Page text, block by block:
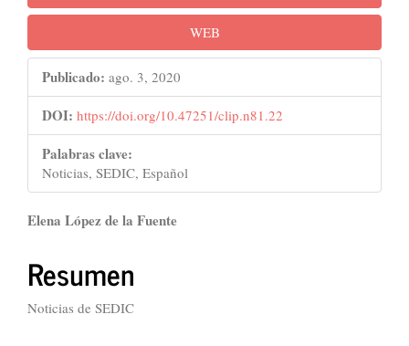
WEB
Publicado: ago. 3, 2020
DOI: https://doi.org/10.47251/clip.n81.22
Palabras clave:
Noticias, SEDIC, Español
Contenido
principal
del
artículo
Elena López de la Fuente
Resumen
Noticias de SEDIC